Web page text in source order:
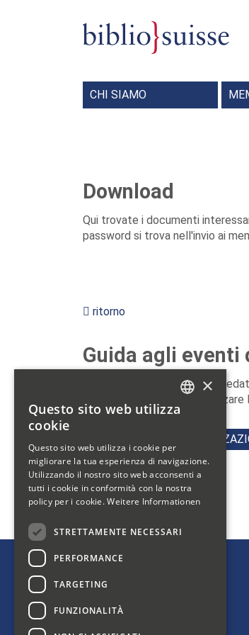
CHI SIAMO
Download
Qui trovate i documenti
password si trova nell'invio ai
ritorno
Guida agli eventi
Il foglio informativo è stato
possono organizzare e
GUIDA PER
Bibliosuisse
Bleichemattstrasse 42
ITALIAN
×
Questo sito web utilizza
cookie
Questo sito web utilizza i cookie per
migliorare la tua esperienza di navigazione.
Utilizzando il nostro sito web acconsenti a
tutti i cookie in conformità con la nostra
policy per i cookie.Weitere Informationen
STRETTAMENTE NECESSARI
PERFORMANCE
TARGETING
FUNZIONALITÀ